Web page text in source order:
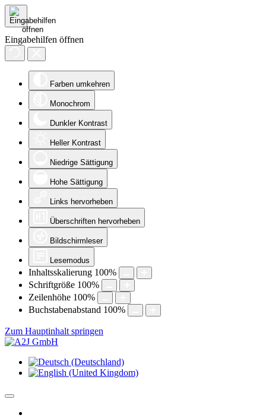
Eingabehilfen öffnen
Farben umkehren
Monochrom
Dunkler Kontrast
Heller Kontrast
Niedrige Sättigung
Hohe Sättigung
Links hervorheben
Überschriften hervorheben
Bildschirmleser
Lesemodus
Inhaltsskalierung 100%
Schriftgröße 100%
Zeilenhöhe 100%
Buchstabenabstand 100%
Zum Hauptinhalt springen